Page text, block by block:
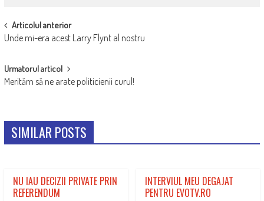
POST
NAVIGATION
Articolul anterior
Unde mi-era acest Larry Flynt al nostru
Urmatorul articol
Merităm să ne arate politicienii curul!
SIMILAR POSTS
NU IAU DECIZII PRIVATE PRIN
REFERENDUM
INTERVIUL MEU DEGAJAT
PENTRU EVOTV.RO